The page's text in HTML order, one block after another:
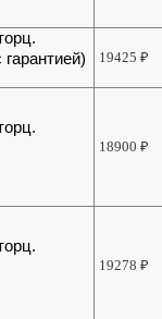
19425₽
18900₽
19278₽